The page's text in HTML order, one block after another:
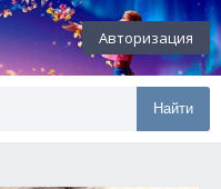
Авторизация
Найти